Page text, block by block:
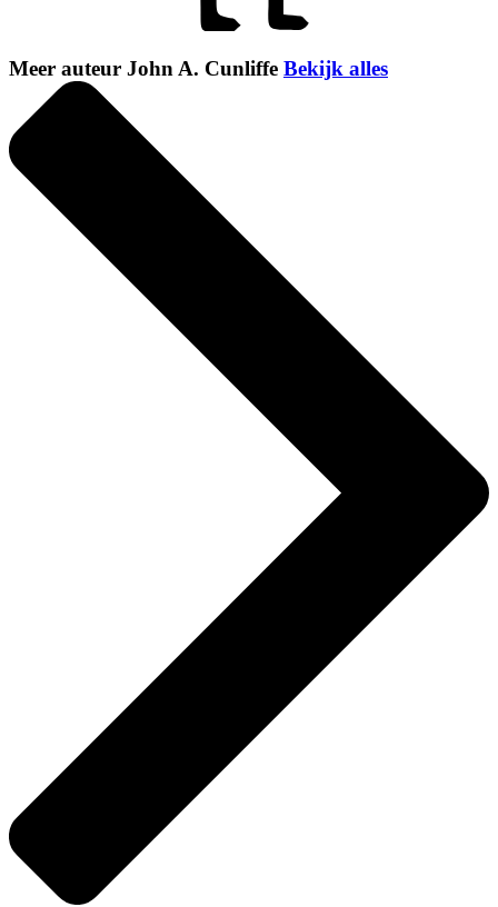
Meer auteur John A. Cunliffe Bekijk alles